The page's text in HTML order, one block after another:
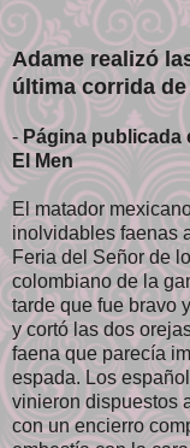
Adame realizó
última corrida de
- Página publicada
El Men
El matador
inolvidables faenas
Feria del Señor de
colombiano de la
tarde que fue bravo
y cortó las dos
faena que parecía
espada. Los
vinieron dispuestos
con un encierro